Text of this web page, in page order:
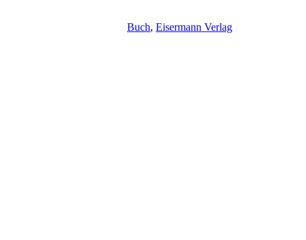
Buch, Eisermann Verlag